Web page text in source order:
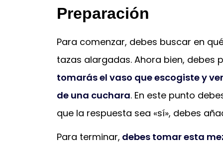
Preparación
Para comenzar, debes buscar en
tazas alargadas. Ahora bien, debes
tomarás el vaso que escogiste y
de una cuchara. En este punto
que la respuesta sea «sí», debes
Para terminar, debes tomar esta